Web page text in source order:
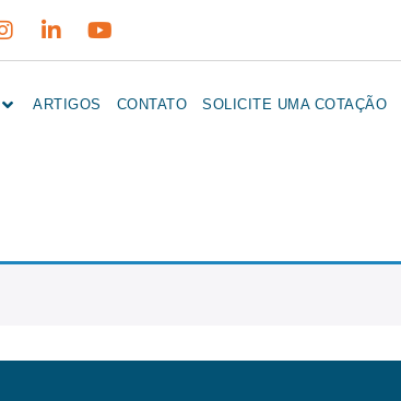
ARTIGOS CONTATO SOLICITE UMA COTAÇÃO